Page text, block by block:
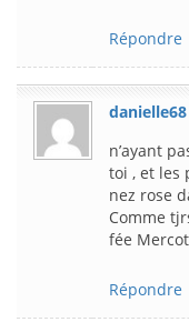
Répondre
danielle68
n’ayant
toi , et les
nez rose
Comme
fée
Répondre